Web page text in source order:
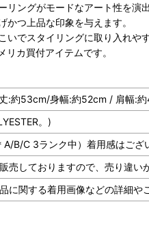
ングがモードなアート性を演出
つ上品な印象を与えます。
いでスタイリングに取り入れや
カ買付アイテムです。
:約53cm/身幅:約52cm / 肩幅:
。)
A/B/C 3ランク中）着用感はござ
売しておりますので、売り違い
に関する着用画像などの詳細